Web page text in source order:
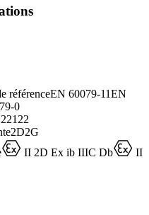
référenceEN 60079-11EN
0
221 22
2D2G
D II 2D Ex ib IIIC DbD II